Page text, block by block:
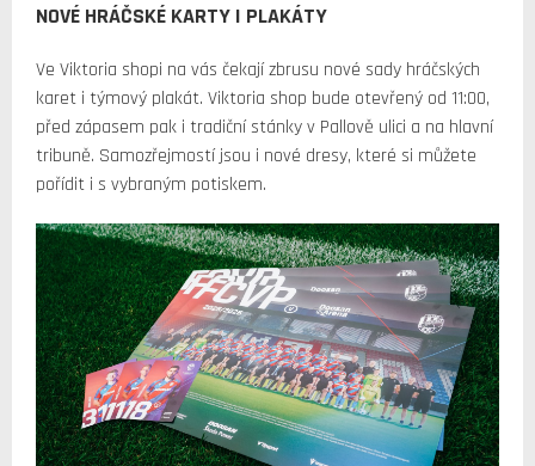
NOVÉ HRÁČSKÉ KARTY I PLAKÁTY
Ve Viktoria shopi na vás čekají zbrusu nové sady hráčských
karet i týmový plakát. Viktoria shop bude otevřený od 11:00,
před zápasem pak i tradiční stánky v Pallově ulici a na hlavní
tribuně. Samozřejmostí jsou i nové dresy, které si můžete
pořídit i s vybraným potiskem.